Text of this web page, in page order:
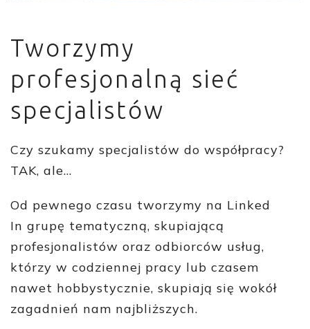
Tworzymy
profesjonalną sieć
specjalistów
Czy szukamy specjalistów do współpracy?
TAK, ale…
Od pewnego czasu tworzymy na Linked
In grupę tematyczną, skupiającą
profesjonalistów oraz odbiorców usług,
którzy w codziennej pracy lub czasem
nawet hobbystycznie, skupiają się wokół
zagadnień nam najbliższych.